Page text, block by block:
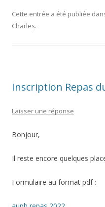
Cette entrée a été publiée
Charles.
Inscription Repas
Laisser une réponse
Bonjour,
Il reste encore quelques
Formulaire au format pdf :